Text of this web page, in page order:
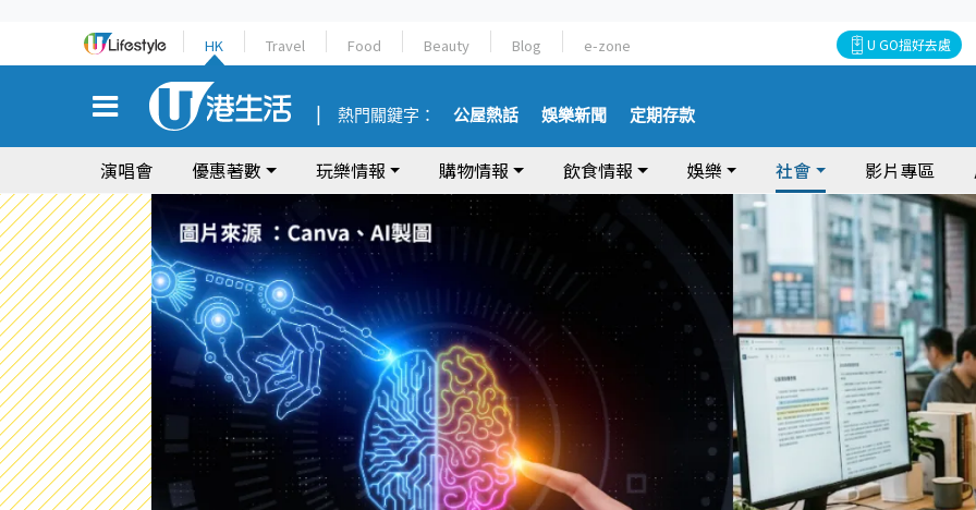
HK Travel Food Beauty Blog e-zone U GO搵好去處
熱門關鍵字： 公屋熱話 娛樂新聞 定期存款
演唱會 優惠著數 玩樂情報 購物情報 飲食情報 娛樂 社會 影片專區